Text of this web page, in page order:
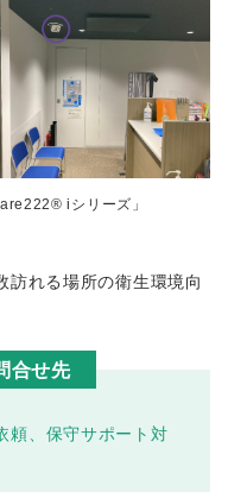
iシリーズ」
訪れる場所の衛生環境向
合せ先
頼、保守サポート対